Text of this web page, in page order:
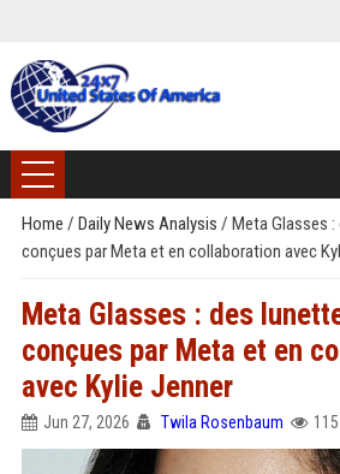
Home / Daily News Analysis / Meta Glasses
conçues par Meta et en collaboration avec
Meta Glasses : des
conçues par Meta et en
avec Kylie Jenner
Jun 27, 2026 Twila Rosenbaum